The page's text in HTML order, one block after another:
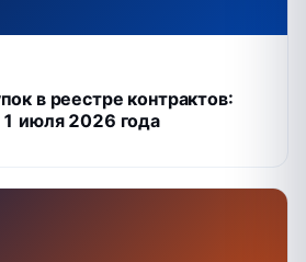
в реестре контрактов:
1 июля 2026 года